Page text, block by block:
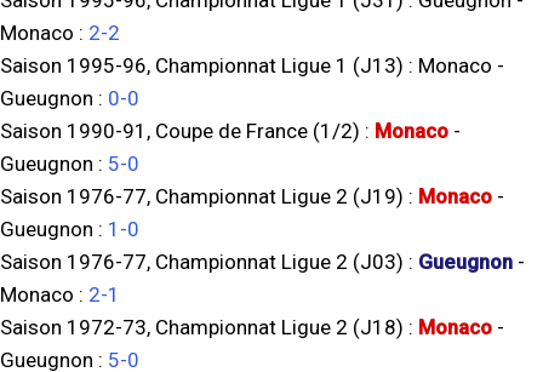
Monaco : 2-2
Saison 1995-96, Championnat Ligue 1 (J13) : Monaco -
Gueugnon : 0-0
Saison 1990-91, Coupe de France (1/2) : Monaco -
Gueugnon : 5-0
Saison 1976-77, Championnat Ligue 2 (J19) : Monaco -
Gueugnon : 1-0
Saison 1976-77, Championnat Ligue 2 (J03) : Gueugnon -
Monaco : 2-1
Saison 1972-73, Championnat Ligue 2 (J18) : Monaco -
Gueugnon : 5-0